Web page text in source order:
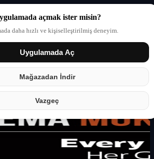
açmak ister misin?
daha hızlı ve kişiselleştirilmiş deneyim.
Uygulamada Aç
Mağazadan İndir
Vazgeç